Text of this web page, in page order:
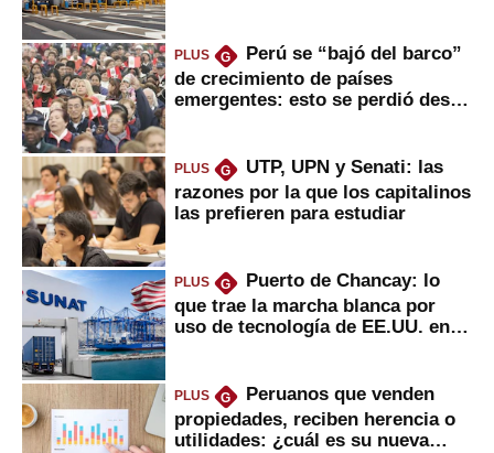
PLUS G
Perú se “bajó del barco”
de crecimiento de países
emergentes: esto se perdió desde
PLUS G
UTP, UPN y Senati: las
razones por la que los capitalinos
las prefieren para estudiar
PLUS G
Puerto de Chancay: lo
que trae la marcha blanca por
uso de tecnología de EE.UU. en
PLUS G
Peruanos que venden
propiedades, reciben herencia o
utilidades: ¿cuál es su nueva